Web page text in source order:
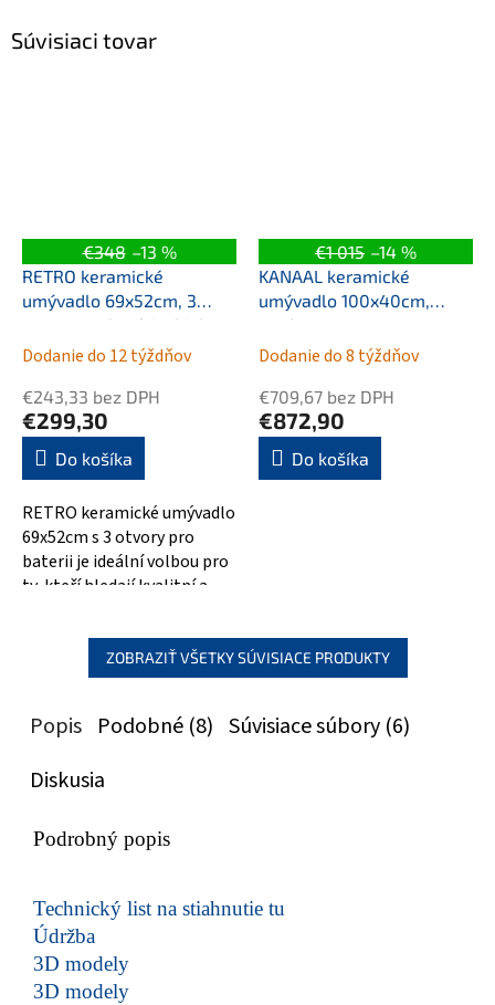
Súvisiaci tovar
€348 –13 %
RETRO keramické
umývadlo 69x52cm, 3
otvory pre batériu, biela
Dodanie do 12 týždňov
€243,33 bez DPH
€299,30
Do košíka
RETRO keramické umývadlo
69x52cm s 3 otvory pro
baterii je ideální volbou pro
ty, kteří hledají kvalitní a
€1 015 –14 %
KANAAL keramické
umývadlo 100x40cm,
verde mat
Dodanie do 8 týždňov
€709,67 bez DPH
€872,90
Do košíka
ZOBRAZIŤ VŠETKY SÚVISIACE PRODUKTY
Popis Podobné (8) Súvisiace súbory (6)
Diskusia
Podrobný popis
Technický list na stiahnutie tu
Údržba
3D modely
3D modely